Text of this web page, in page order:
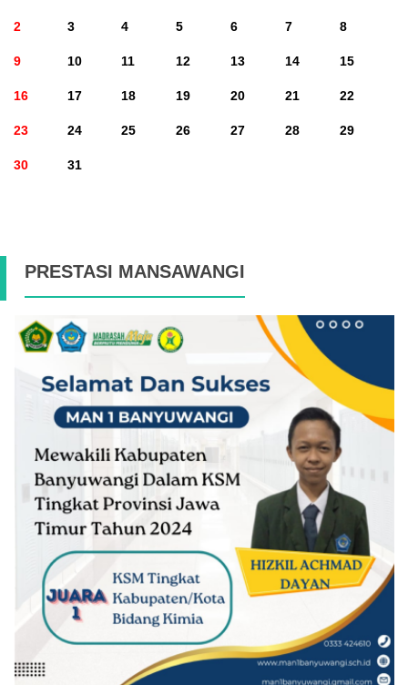
2 3 4 5 6 7 8
9 10 11 12 13 14 15
16 17 18 19 20 21 22
23 24 25 26 27 28 29
30 31
PRESTASI MANSAWANGI